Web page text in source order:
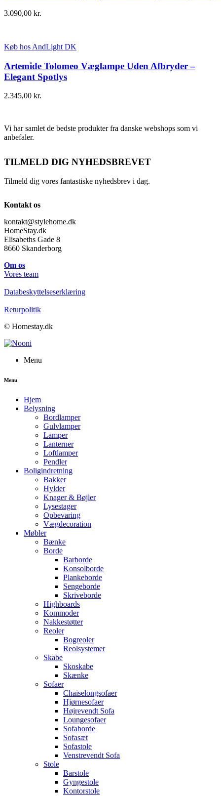
3.090,00 kr.
Køb hos AndLight DK
Artemide Tolomeo Væglampe Uden Afbryder –
Elegant Spotlys
2.345,00 kr.
Vi har samlet de bedste produkter fra danske webshops som vi
anbefaler.
TILMELD DIG NYHEDSBREVET
Tilmeld dig vores fantastiske nyhedsbrev i dag.
Kontakt os
kontakt@stylehome.dk
HomeStay.dk
Elisabeths Gade 8
8660 Skanderborg
Om os
Vores team
Databeskyttelseserklæring
Returpolitik
© Homestay.dk
Menu
Menu
Hjem
Belysning
Bordlamper
Gulvlamper
Lamper
Lanterner
Loftlamper
Pendler
Boligindretning
Bakker
Hylder
Knager & Bøjler
Lysestager
Opbevaring
Vægdecoration
Møbler
Bænke
Borde
Barborde
Konsolborde
Plankeborde
Sengeborde
Skriveborde
Highboards
Kommoder
Nakkestøtter
Reoler
Bogreoler
Reolsystemer
Skabe
Skoskabe
Skænke
Sofaer
Chaiselongsofaer
Hjørnesofaer
Højrevendt Sofa
Loungesofaer
Sofaborde
Sofasæt
Sofastole
Venstrevendt Sofa
Stole
Barstole
Gyngestole
Kontorstole